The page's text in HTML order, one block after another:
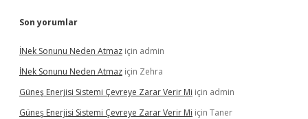
Son yorumlar
İNek Sonunu Neden Atmaz için admin
İNek Sonunu Neden Atmaz için Zehra
Güneş Enerjisi Sistemi Çevreye Zarar Verir Mi için admin
Güneş Enerjisi Sistemi Çevreye Zarar Verir Mi için Taner